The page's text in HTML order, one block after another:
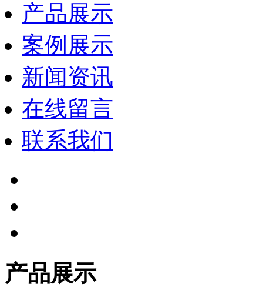
产品展示
案例展示
新闻资讯
在线留言
联系我们
产品展示